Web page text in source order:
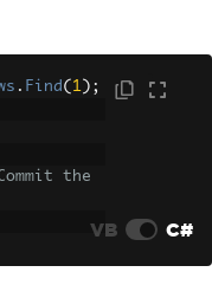
. Find ( 1 );
the
VB C#